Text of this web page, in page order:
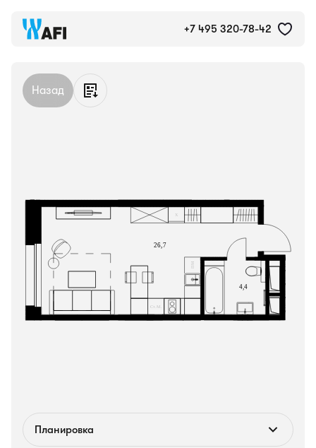
+7 495 320-78-42
Апартаменты №237, 31.1 м²
Назад
Планировка